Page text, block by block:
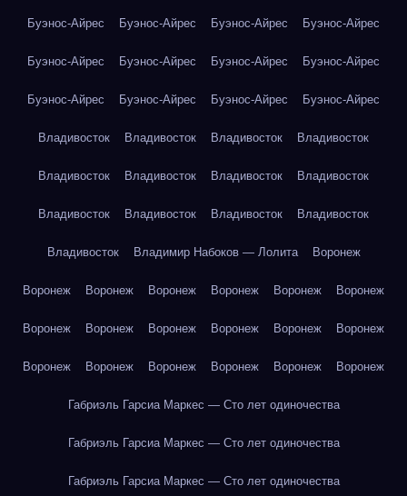
Буэнос-Айрес Буэнос-Айрес Буэнос-Айрес Буэнос-Айрес
Буэнос-Айрес Буэнос-Айрес Буэнос-Айрес Буэнос-Айрес
Буэнос-Айрес Буэнос-Айрес Буэнос-Айрес Буэнос-Айрес
Владивосток Владивосток Владивосток Владивосток
Владивосток Владивосток Владивосток Владивосток
Владивосток Владивосток Владивосток Владивосток
Владивосток Владимир Набоков — Лолита Воронеж
Воронеж Воронеж Воронеж Воронеж Воронеж Воронеж
Воронеж Воронеж Воронеж Воронеж Воронеж Воронеж
Воронеж Воронеж Воронеж Воронеж Воронеж Воронеж
Габриэль Гарсиа Маркес — Сто лет одиночества
Габриэль Гарсиа Маркес — Сто лет одиночества
Габриэль Гарсиа Маркес — Сто лет одиночества